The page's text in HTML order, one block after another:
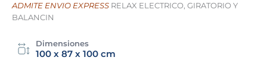
ADMITE ENVIO EXPRESS RELAX ELECTRICO, GIRATORIO Y
BALANCIN
Dimensiones
100 x 87 x 100 cm